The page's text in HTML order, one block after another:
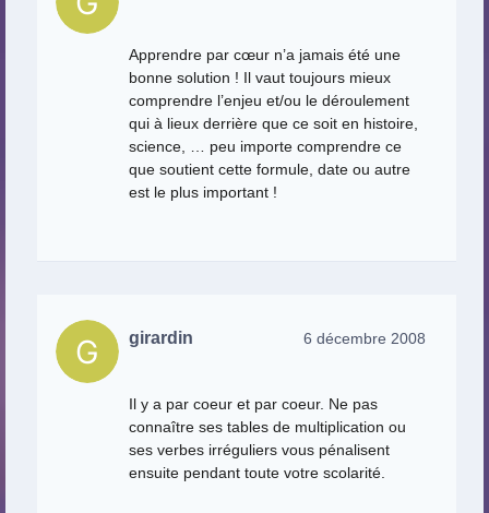
Apprendre par cœur n’a jamais été une
bonne solution ! Il vaut toujours mieux
comprendre l’enjeu et/ou le déroulement
qui à lieux derrière que ce soit en histoire,
science, … peu importe comprendre ce
que soutient cette formule, date ou autre
est le plus important !
girardin 6 décembre 2008
Il y a par coeur et par coeur. Ne pas
connaître ses tables de multiplication ou
ses verbes irréguliers vous pénalisent
ensuite pendant toute votre scolarité.